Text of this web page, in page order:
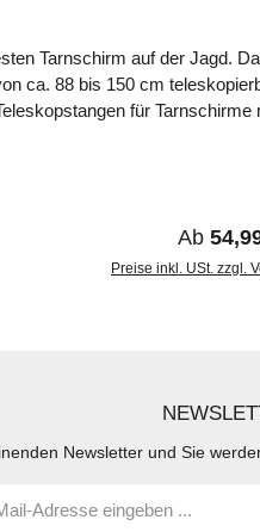
Tarnschirm auf der Jagd.
ca. 88 bis 150 cm
für
Ab
Preise inkl. USt. zzgl.
Newsletter und Sie